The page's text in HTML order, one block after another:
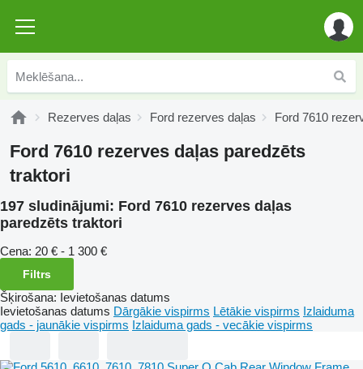
Rezerves daļas Ford rezerves daļas Ford 7610
Ford 7610 rezerves daļas paredzēts
traktori
197 sludinājumi: Ford 7610 rezerves daļas
paredzēts traktori
Cena: 20 € - 1 300 €
Filtrs
Šķirošana: Ievietošanas datums
Ievietošanas datums Dārgākie vispirms Lētākie vispirms Izlaiduma
gads - jaunākie vispirms Izlaiduma gads - vecākie vispirms